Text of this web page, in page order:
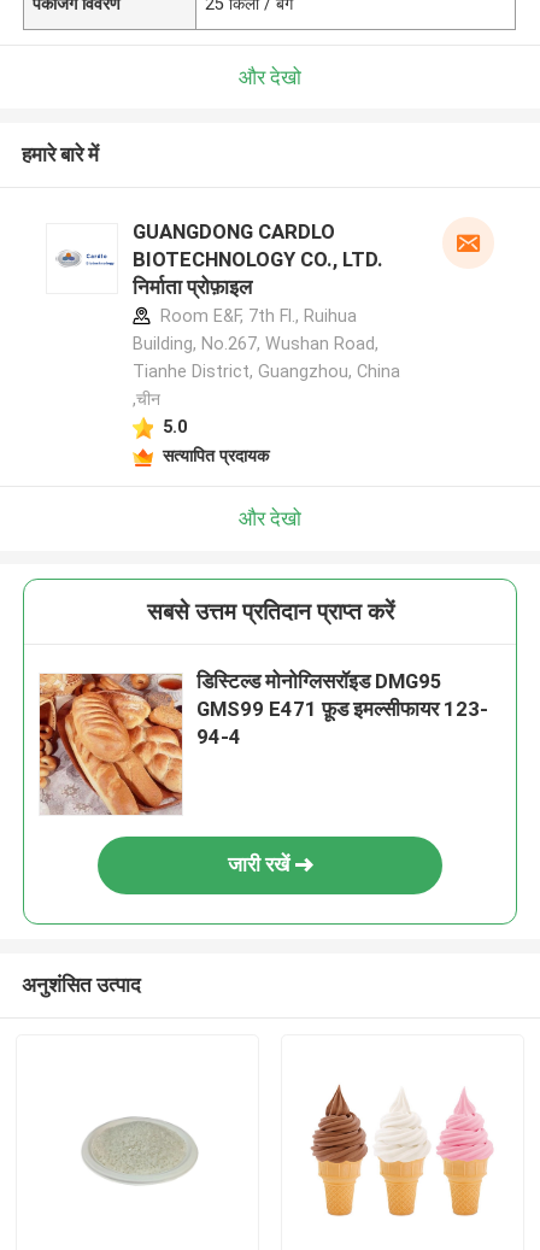
और देखो
हमारे बारे में
GUANGDONG CARDLO
BIOTECHNOLOGY CO., LTD.
निर्माता प्रोफ़ाइल
Room E&F, 7th Fl., Ruihua
Building, No.267, Wushan Road,
Tianhe District, Guangzhou, China
,चीन
5.0
सत्यापित प्रदायक
और देखो
सबसे उत्तम प्रतिदान प्राप्त करें
डिस्टिल्ड मोनोग्लिसरॉइड DMG95
GMS99 E471 फ़ूड इमल्सीफायर 123-
94-4
जारी रखें
अनुशंसित उत्पाद